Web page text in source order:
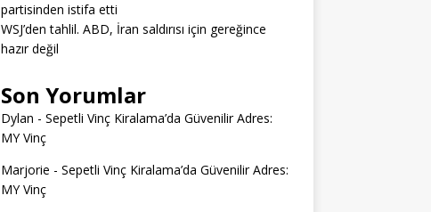
partisinden istifa etti
WSJ’den tahlil. ABD, İran saldırısı için gereğince
hazır değil
Son Yorumlar
Dylan - Sepetli Vinç Kiralama’da Güvenilir Adres:
MY Vinç
Marjorie - Sepetli Vinç Kiralama’da Güvenilir Adres:
MY Vinç